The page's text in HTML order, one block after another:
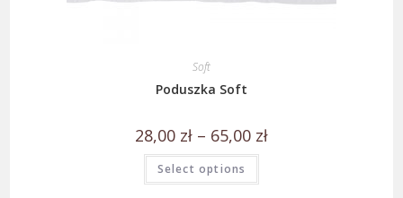
Soft
Poduszka Soft
28,00 zł – 65,00 zł
Select options